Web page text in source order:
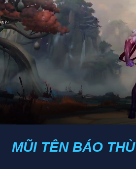
MŨI TÊN BÁO THÙ